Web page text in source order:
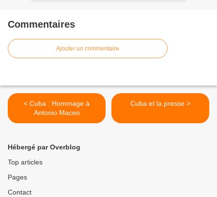
Commentaires
Ajouter un commentaire
< Cuba : Hommage à
Antonio Maceo
Cuba et la presse >
Hébergé par Overblog
Top articles
Pages
Contact